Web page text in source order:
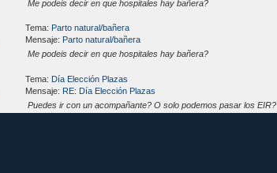
Me podeis decir en que hospitales hay bañera?
Tema: Parto natural/bañera
Mensaje: Parto natural/bañera
Me podeis decir en que hospitales hay bañera?
Tema: Día Elección Plazas
Mensaje: RE: Día Elección Plazas
Puedes ir con un acompañante? O solo podemos pasar los EIR?